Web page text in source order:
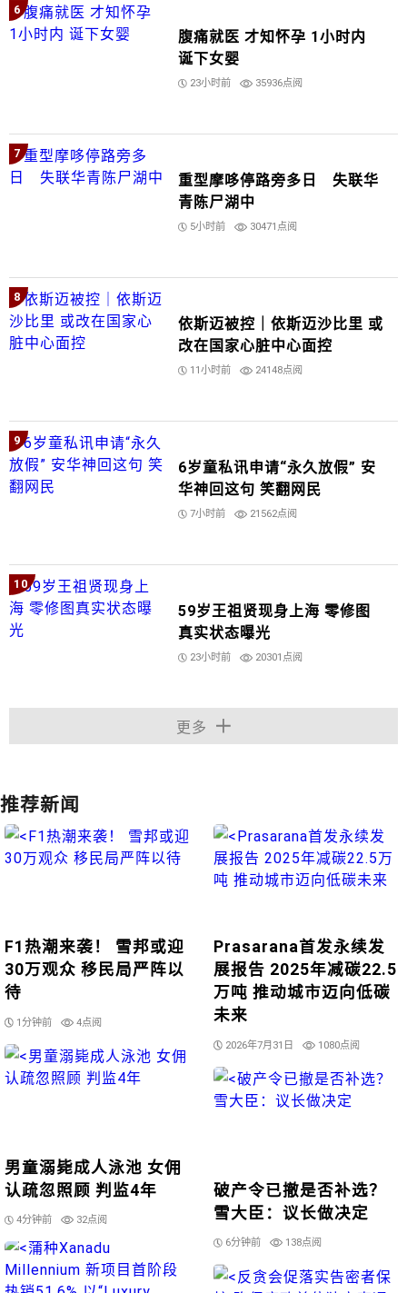
6
腹痛就医 才知怀孕 1小时内
诞下女婴
23小时前 35936点阅
7
重型摩哆停路旁多日 失联华
青陈尸湖中
5小时前 30471点阅
8
依斯迈被控｜依斯迈沙比里 或
改在国家心脏中心面控
11小时前 24148点阅
9
6岁童私讯申请“永久放假” 安
华神回这句 笑翻网民
7小时前 21562点阅
10
59岁王祖贤现身上海 零修图
真实状态曝光
23小时前 20301点阅
更多
推荐新闻
F1热潮来袭！ 雪邦或迎
30万观众 移民局严阵以
待
1分钟前 4点阅
Prasarana首发永续发
展报告 2025年减碳22.5
万吨 推动城市迈向低碳
未来
2026年7月31日 1080点阅
男童溺毙成人泳池 女佣
认疏忽照顾 判监4年
4分钟前 32点阅
破产令已撤是否补选？
雪大臣：议长做决定
6分钟前 138点阅